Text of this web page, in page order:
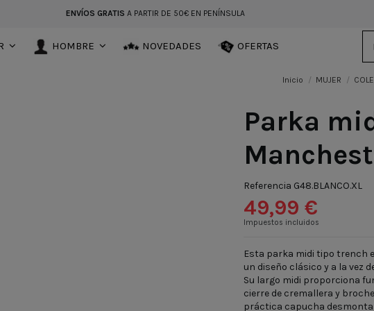
ENVÍOS GRATIS A PARTIR DE 50€ EN PENÍNSULA
HOMBRE NOVEDADES OFERTAS
Inicio MUJER
Parka
Referencia G48.BLANCO.XL
49,99 €
Impuestos incluidos
Esta parka midi tipo trench
un diseño clásico y a la vez
Su largo midi proporciona
cierre de cremallera y
práctica capucha